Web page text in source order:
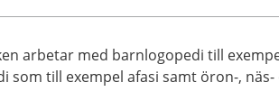
arbetar med barnlogopedi till
som till exempel afasi samt öron-,